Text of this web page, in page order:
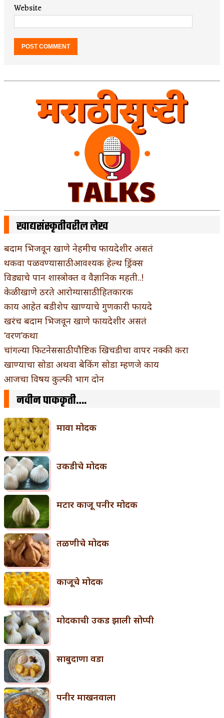
Website
खाद्यसंस्कृतीवरील लेख
बदाम भिजवून खाणे नेहमीच फायदेशीर असतं
थकवा पळवण्यासाठी आवश्यक हेल्थ ड्रिंक्स
विड्याचे पान शास्त्रोक्त व वैज्ञानिक महती..!
केळी खाणे ठरते आरोग्यासाठी हितकारक
काय आहेत बडीशेप खाण्याचे गुणकारी फायदे
खरंच बदाम भिजवून खाणे फायदेशीर असतं
‘वरण’कथा
चांगल्या फिटनेससाठी पौष्टिक खिचडीचा वापर नक्की करा
खाण्याचा सोडा अथवा बेकिंग सोडा म्हणजे काय
आजचा विषय कुल्फी भाग दोन
नवीन पाककृती….
मावा मोदक
उकडीचे मोदक
मटार काजू पनीर मोदक
तळणीचे मोदक
काजूचे मोदक
मोदकाची उकड झाली सोप्पी
साबुदाणा वडा
पनीर माखनवाला